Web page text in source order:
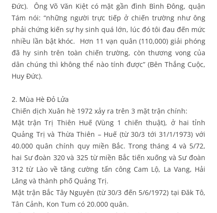
Đức). Ông Võ Văn Kiệt có mặt gần đình Bình Đông, quận
Tám nói: “những người trực tiếp ở chiến trường như ông
phải chứng kiến sự hy sinh quá lớn, lúc đó tôi đau đến mức
nhiều lần bật khóc. Hơn 11 vạn quân (110,000) giải phóng
đã hy sinh trên toàn chiến trường, còn thương vong của
dân chúng thì không thể nào tính được” (Bên Thắng Cuộc,
Huy Đức).
2. Mùa Hè Đỏ Lửa
Chiến dịch Xuân hè 1972 xảy ra trên 3 mặt trận chính:
Mặt trận Trị Thiên Huế (Vùng 1 chiến thuật), ở hai tỉnh
Quảng Trị và Thừa Thiên – Huế (từ 30/3 tới 31/1/1973) với
40.000 quân chính quy miền Bắc. Trong tháng 4 và 5/72,
hai Sư đoàn 320 và 325 từ miền Bắc tiến xuống và Sư đoàn
312 từ Lào về tăng cường tấn công Cam Lộ, La Vang, Hải
Lăng và thành phố Quảng Trị.
Mặt trận Bắc Tây Nguyên (từ 30/3 đến 5/6/1972) tại Đăk Tô,
Tân Cảnh, Kon Tum có 20.000 quân.